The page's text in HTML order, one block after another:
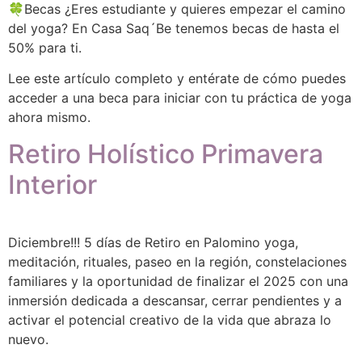
🍀Becas ¿Eres estudiante y quieres empezar el camino
del yoga? En Casa Saq´Be tenemos becas de hasta el
50% para ti.
Lee este artículo completo y entérate de cómo puedes
acceder a una beca para iniciar con tu práctica de yoga
ahora mismo.
Retiro Holístico Primavera
Interior
Diciembre!!! 5 días de Retiro en Palomino yoga,
meditación, rituales, paseo en la región, constelaciones
familiares y la oportunidad de finalizar el 2025 con una
inmersión dedicada a descansar, cerrar pendientes y a
activar el potencial creativo de la vida que abraza lo
nuevo.